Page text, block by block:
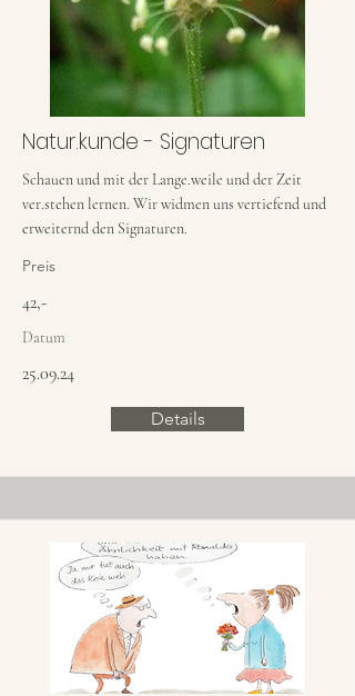
Natur.kunde - Signaturen
Schauen und mit der Lange.weile und der Zeit
ver.stehen lernen. Wir widmen uns vertiefend und
erweiternd den Signaturen.
Preis
42,-
Datum
25.09.24
Details